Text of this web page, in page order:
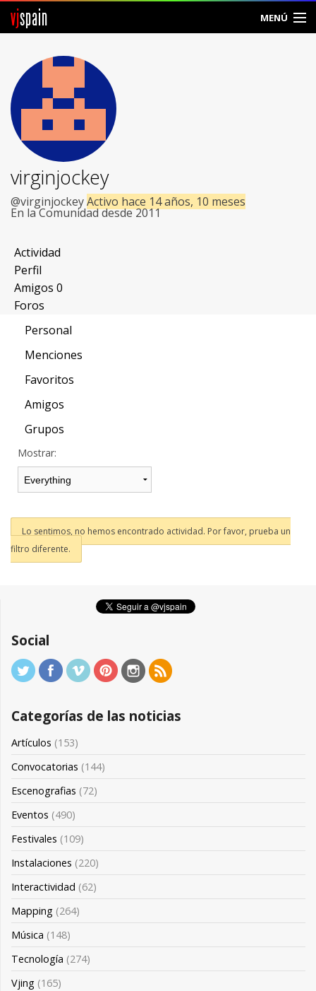
vjspain MENÚ
Foros
Noticias
Vjspain
Ayuda
Contacto
Entrar
Crear Cuenta
virginjockey
@virginjockeyActivo hace 14 años, 10 meses
En la Comunidad desde 2011
Actividad
Perfil
Amigos 0
Foros
Personal
Menciones
Favoritos
Amigos
Grupos
Mostrar:
Lo sentimos, no hemos encontrado actividad. Por favor, prueba un
filtro diferente.
Social
Categorías de las noticias
Artículos (153)
Convocatorias (144)
Escenografias (72)
Eventos (490)
Festivales (109)
Instalaciones (220)
Interactividad (62)
Mapping (264)
Música (148)
Tecnología (274)
Vjing (165)